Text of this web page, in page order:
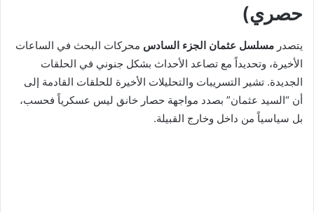
حصري)
يتصدر مسلسل عثمان الجزء السادس محركات البحث في الساعات
الأخيرة، وتحديداً مع تصاعد الأحداث بشكل جنوني في الحلقات
الجديدة. تشير التسريبات والتحليلات الأخيرة للحلقات القادمة إلى
أن “السيد عثمان” بصدد مواجهة حصار خانق ليس عسكرياً فحسب،
بل سياسياً من داخل وخارج القبيلة.